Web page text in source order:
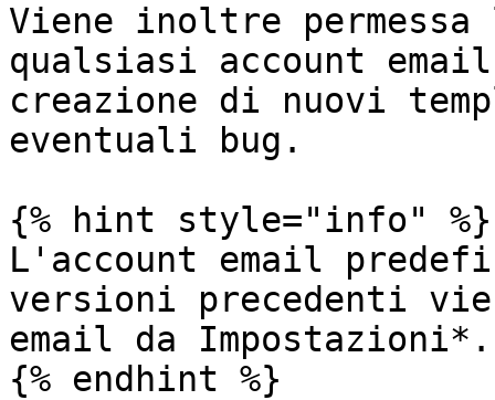
Viene inoltre
qualsiasi account
creazione di nuovi
eventuali bug.
{% hint style="info" %}
L'account email
versioni precedenti
email da Impostazioni*.
{% endhint %}